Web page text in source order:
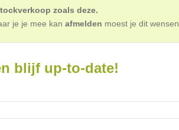
zoals deze.
je je mee kan afmelden moest je dit wensen.
blijf up-to-date!